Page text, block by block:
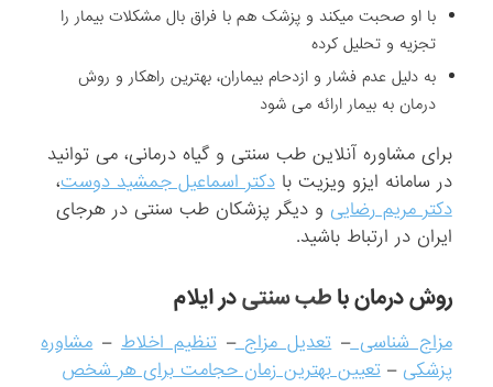
با او صحبت میکند و پزشک هم با فراق بال مشکلات بیمار را
تجزیه و تحلیل کرده
به دلیل عدم فشار و ازدحام بیماران، بهترین راهکار و روش
درمان به بیمار ارائه می شود
برای مشاوره آنلاین طب سنتی و گیاه درمانی، می توانید
در سامانه ایزو ویزیت بادکتر اسماعیل جمشید دوست،
دکتر مریم رضایی و دیگر پزشکان طب سنتی در هرجای
ایران در ارتباط باشید.
روش درمان باطب سنتیدر ایلام
مزاج شناسی–تعدیل مزاج–تنظیم اخلاط –مشاوره
پزشکی –تعیین بهترین زمان حجامت برای هر شخص